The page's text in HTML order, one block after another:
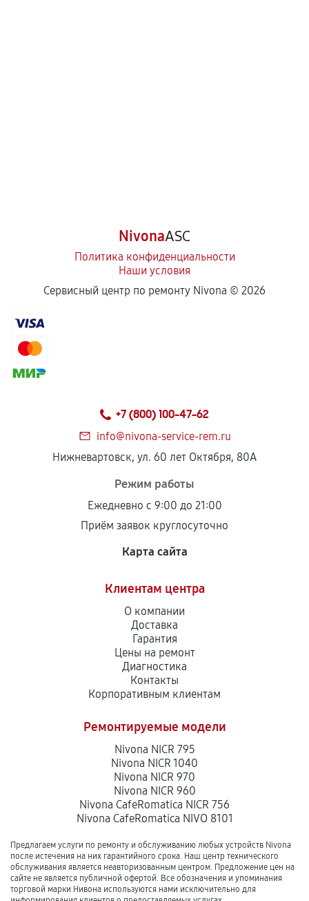
NivonaASC
Политика конфиденциальности
Наши условия
Сервисный центр по ремонту Nivona © 2026
+7 (800) 100-47-62
info@nivona-service-rem.ru
Нижневартовск, ул. 60 лет Октября, 80А
Режим работы
Ежедневно с 9:00 до 21:00
Приём заявок круглосуточно
Карта сайта
Клиентам центра
О компании
Доставка
Гарантия
Цены на ремонт
Диагностика
Контакты
Корпоративным клиентам
Ремонтируемые модели
Nivona NICR 795
Nivona NICR 1040
Nivona NICR 970
Nivona NICR 960
Nivona CafeRomatica NICR 756
Nivona CafeRomatica NIVO 8101
Предлагаем услуги по ремонту и обслуживанию любых устройств Nivona
после истечения на них гарантийного срока. Наш центр технического
обслуживания является неавторизованным центром. Предложение цен на
сайте не является публичной офертой. Все обозначения и упоминания
торговой марки Нивона используются нами исключительно для